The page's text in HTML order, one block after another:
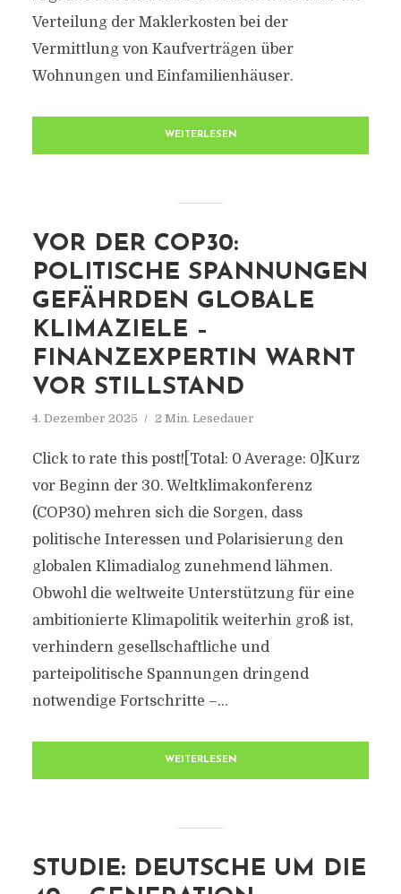
Verteilung der Maklerkosten bei der
Vermittlung von Kaufverträgen über
Wohnungen und Einfamilienhäuser.
WEITERLESEN
VOR DER COP30:
POLITISCHE SPANNUNGEN
GEFÄHRDEN GLOBALE
KLIMAZIELE –
FINANZEXPERTIN WARNT
VOR STILLSTAND
4. Dezember 2025 2 Min. Lesedauer
Click to rate this post![Total: 0 Average: 0]Kurz
vor Beginn der 30. Weltklimakonferenz
(COP30) mehren sich die Sorgen, dass
politische Interessen und Polarisierung den
globalen Klimadialog zunehmend lähmen.
Obwohl die weltweite Unterstützung für eine
ambitionierte Klimapolitik weiterhin groß ist,
verhindern gesellschaftliche und
parteipolitische Spannungen dringend
notwendige Fortschritte –...
WEITERLESEN
STUDIE: DEUTSCHE UM DIE